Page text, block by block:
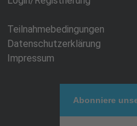
Teilnahmebedingungen
Datenschutzerklärung
Impressum
Abonniere